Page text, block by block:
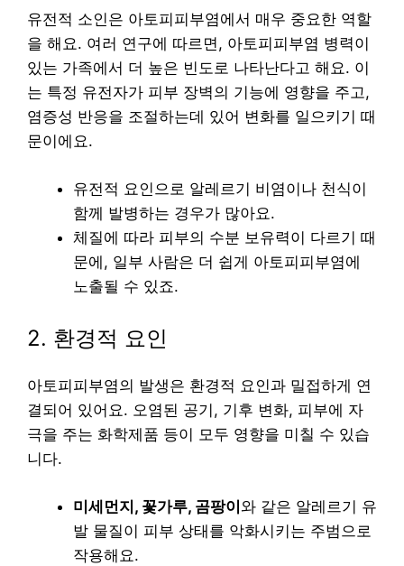
유전적 소인은 아토피피부염에서 매우 중요한 역할
을 해요. 여러 연구에 따르면, 아토피피부염 병력이
있는 가족에서 더 높은 빈도로 나타난다고 해요. 이
는 특정 유전자가 피부 장벽의 기능에 영향을 주고,
염증성 반응을 조절하는데 있어 변화를 일으키기 때
문이에요.
유전적 요인으로 알레르기 비염이나 천식이
함께 발병하는 경우가 많아요.
체질에 따라 피부의 수분 보유력이 다르기 때
문에, 일부 사람은 더 쉽게 아토피피부염에
노출될 수 있죠.
2. 환경적 요인
아토피피부염의 발생은 환경적 요인과 밀접하게 연
결되어 있어요. 오염된 공기, 기후 변화, 피부에 자
극을 주는 화학제품 등이 모두 영향을 미칠 수 있습
니다.
미세먼지, 꽃가루, 곰팡이와 같은 알레르기 유
발 물질이 피부 상태를 악화시키는 주범으로
작용해요.